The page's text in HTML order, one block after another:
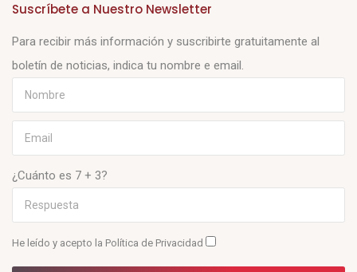
Suscríbete a Nuestro Newsletter
Para recibir más información y suscribirte gratuitamente al
boletín de noticias, indica tu nombre e email.
¿Cuánto es 7 + 3?
He leído y acepto la Política de Privacidad